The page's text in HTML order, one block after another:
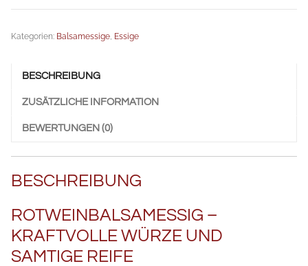
l
Kategorien: Balsamessige Essige
BESCHREIBUNG
ZUSÄTZLICHE INFORMATION
BEWERTUNGEN (0)
BESCHREIBUNG
ROTWEINBALSAMESSIG –
KRAFTVOLLE WÜRZE UND
SAMTIGE REIFE